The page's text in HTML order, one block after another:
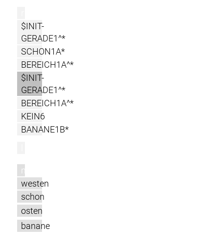
$INIT-
GERADE1^*
SCHON1A*
BEREICH1A^*
$INIT-
GERADE1^*
BEREICH1A^*
KEIN6
BANANE1B*
m
westen
schon
osten
banane